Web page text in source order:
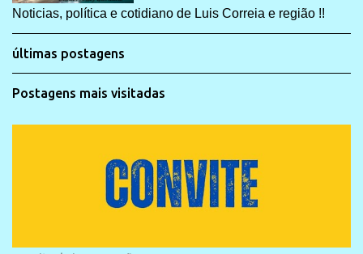
Noticias, política e cotidiano de Luis Correia e região !!
últimas postagens
Postagens mais visitadas